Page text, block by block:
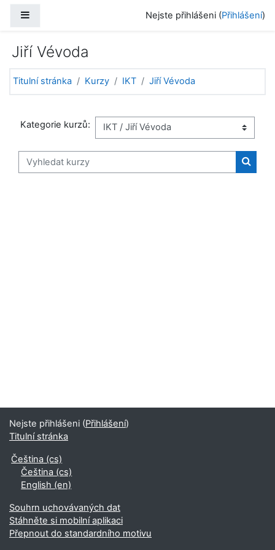
Nejste přihlášeni (Přihlášení)
Jiří Vévoda
Titulní stránka Kurzy IKT Jiří Vévoda
Kategorie kurzů:
Vyhledat kurzy
Nejste přihlášeni (Přihlášení)
Titulní stránka
Čeština ‎(cs)‎
Čeština ‎(cs)‎
English ‎(en)‎
Souhrn uchovávaných dat
Stáhněte si mobilní aplikaci
Přepnout do standardního motivu